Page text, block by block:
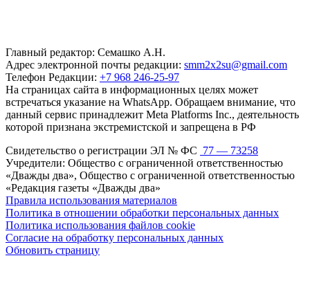
Главный редактор: Семашко А.Н.
Адрес электронной почты редакции: smm2x2su@gmail.com
Телефон Редакции: +7 968 246-25-97
На страницах сайта в информационных целях может
встречаться указание на WhatsApp. Обращаем внимание, что
данный сервис принадлежит Meta Platforms Inc., деятельность
которой признана экстремистской и запрещена в РФ
Свидетельство о регистрации ЭЛ № ФС 77 — 73258
Учредители: Общество с ограниченной ответственностью
«Дважды два», Общество с ограниченной ответственностью
«Редакция газеты «Дважды два»
Правила использования материалов
Политика в отношении обработки персональных данных
Политика использования файлов cookie
Согласие на обработку персональных данных
Обновить страницу